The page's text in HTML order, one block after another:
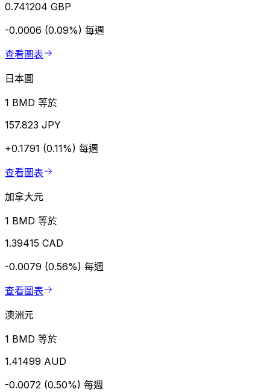
0.741204 GBP
-0.0006 (0.09%) 每週
查看圖表
日本圓
1 BMD 等於
157.823 JPY
+0.1791 (0.11%) 每週
查看圖表
加拿大元
1 BMD 等於
1.39415 CAD
-0.0079 (0.56%) 每週
查看圖表
澳洲元
1 BMD 等於
1.41499 AUD
-0.0072 (0.50%) 每週